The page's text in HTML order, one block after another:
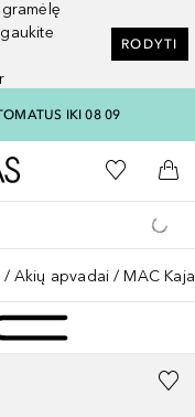
RODYTI
IKI 08 09
Į Douglas pagrindinį
Į mano
Į
Akių apvadai MAC